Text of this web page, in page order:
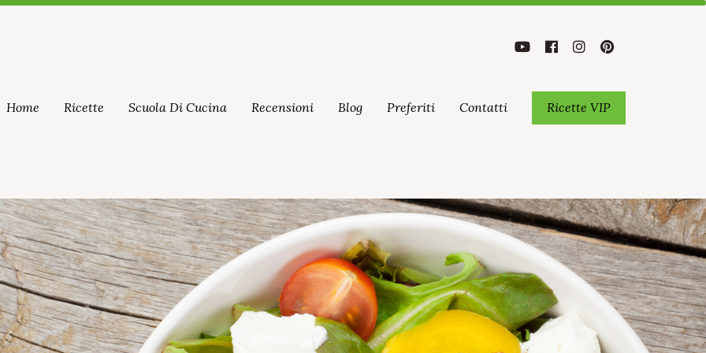
Home Ricette Scuola Di Cucina Recensioni Blog Preferiti Contatti Ricette VIP